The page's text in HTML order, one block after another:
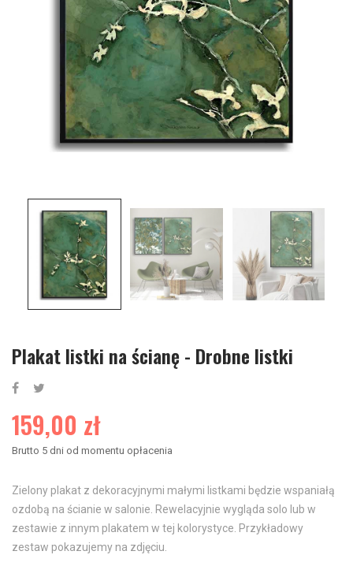
Plakat listki na ścianę - Drobne listki
159,00 zł
Brutto 5 dni od momentu opłacenia
Zielony plakat z dekoracyjnymi małymi listkami będzie wspaniałą
ozdobą na ścianie w salonie. Rewelacyjnie wygląda solo lub w
zestawie z innym plakatem w tej kolorystyce. Przykładowy
zestaw pokazujemy na zdjęciu.